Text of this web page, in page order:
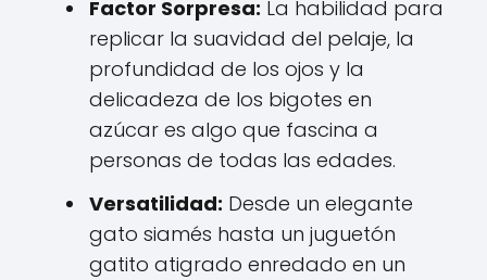
Factor Sorpresa: La habilidad para
replicar la suavidad del pelaje, la
profundidad de los ojos y la
delicadeza de los bigotes en
azúcar es algo que fascina a
personas de todas las edades.
Versatilidad: Desde un elegante
gato siamés hasta un juguetón
gatito atigrado enredado en un